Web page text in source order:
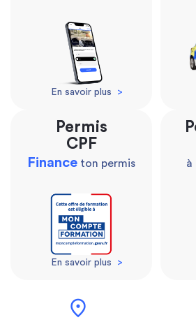
En savoir plus >
Permis
CPF
Finance ton permis
En savoir plus >
à
location_on